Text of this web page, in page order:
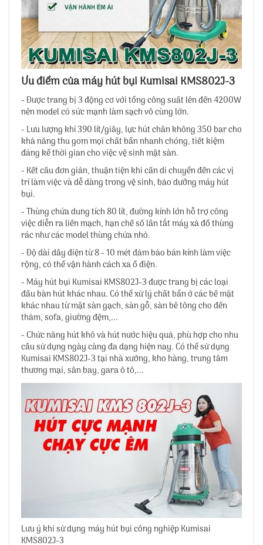
Ưu điểm của máy hút bụi Kumisai KMS802J-3
- Được trang bị 3 động cơ với tổng công suất lên đến 4200W
nên model có sức mạnh làm sạch vô cùng lớn.
- Lưu lượng khí 390 lít/giây, lực hút chân không 350 bar cho
khả năng thu gom mọi chất bẩn nhanh chóng, tiết kiệm
đáng kể thời gian cho việc vệ sinh mặt sàn.
- Kết cấu đơn giản, thuận tiện khi cần di chuyển đến các vị
trí làm việc và dễ dàng trong vệ sinh, bảo dưỡng máy hút
bụi.
- Thùng chứa dung tích 80 lít, đường kính lớn hỗ trợ công
việc diễn ra liền mạch, hạn chế số lần tắt máy xả đổ thùng
rác như các model thùng chứa nhỏ.
- Độ dài dây điện từ 8 - 10 mét đảm bảo bán kính làm việc
rộng, có thể vận hành cách xa ổ điện.
- Máy hút bụi Kumisai KMS802J-3 được trang bị các loại
đầu bàn hút khác nhau. Có thể xử lý chất bẩn ở các bề mặt
khác nhau từ mặt sàn gạch, sàn gỗ, sàn bê tông cho đến
thảm, sofa, giường đệm,...
- Chức năng hút khô và hút nước hiệu quả, phù hợp cho nhu
cầu sử dụng ngày càng đa dạng hiện nay. Có thể sử dụng
Kumisai KMS802J-3 tại nhà xưởng, kho hàng, trung tâm
thương mại, sân bay, gara ô tô,...
Lưu ý khi sử dụng máy hút bụi công nghiệp Kumisai
KMS802J-3